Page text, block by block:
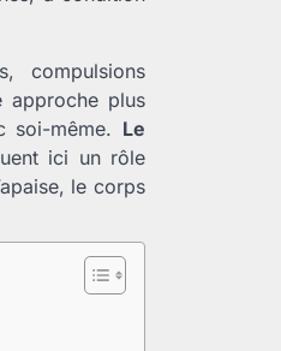
compulsions
approche plus
soi-même. Le
ici un rôle
le corps